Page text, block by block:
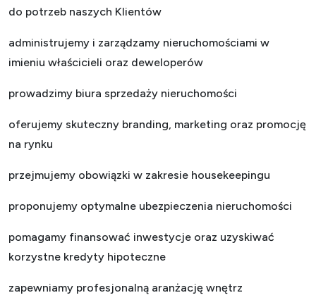
do potrzeb naszych Klientów
administrujemy i zarządzamy nieruchomościami w
imieniu właścicieli oraz deweloperów
prowadzimy biura sprzedaży nieruchomości
oferujemy skuteczny branding, marketing oraz promocję
na rynku
przejmujemy obowiązki w zakresie housekeepingu
proponujemy optymalne ubezpieczenia nieruchomości
pomagamy finansować inwestycje oraz uzyskiwać
korzystne kredyty hipoteczne
zapewniamy profesjonalną aranżację wnętrz